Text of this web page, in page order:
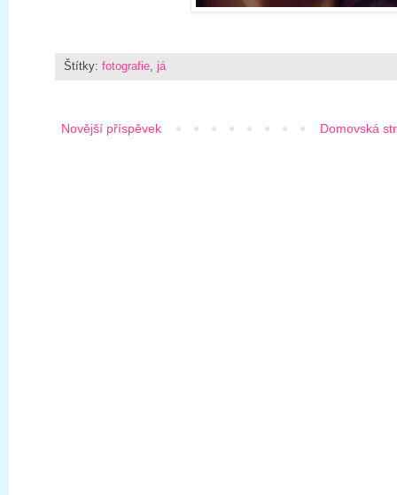
Štítky: fotografie já
Novější příspěvek Domovská